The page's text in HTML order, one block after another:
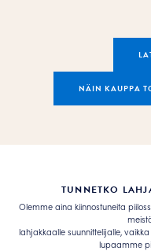
NÄIN KAUPPA
TUNNETKO
Olemme aina kiinnostuneita
lahjakkaalle suunnittelijalle,
lupaamme